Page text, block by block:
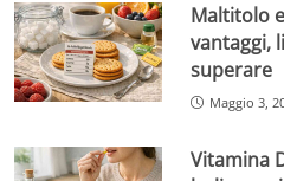
Maltitolo
vantaggi,
superare
Maggio 3,
Vitamina